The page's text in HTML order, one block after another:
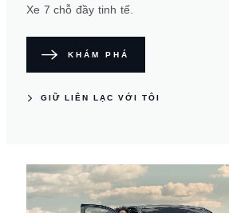
Xe 7 chỗ đầy tinh tế.
KHÁM PHÁ
GIỮ LIÊN LẠC VỚI TÔI